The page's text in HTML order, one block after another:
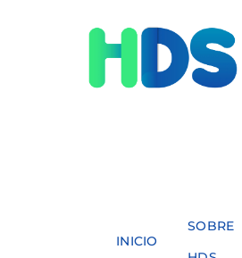
INICIO
SOBRE